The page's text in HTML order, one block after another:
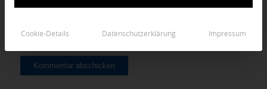
Cookie-Details Datenschutzerklärung Impressum